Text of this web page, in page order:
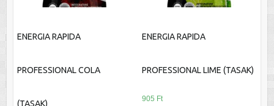
ENERGIA RAPIDA
PROFESSIONAL COLA
(TASAK)
ENERGIA RAPIDA
PROFESSIONAL LIME (TASAK)
905 Ft